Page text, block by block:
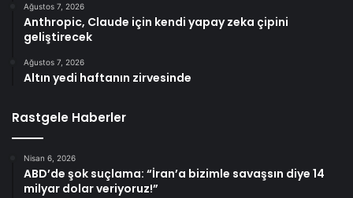
Ağustos 7, 2026
Anthropic, Claude için kendi yapay zeka çipini
geliştirecek
Ağustos 7, 2026
Altın yedi haftanın zirvesinde
Rastgele Haberler
Nisan 6, 2026
ABD’de şok suçlama: “İran’a bizimle savaşsın diye 14
milyar dolar veriyoruz!”